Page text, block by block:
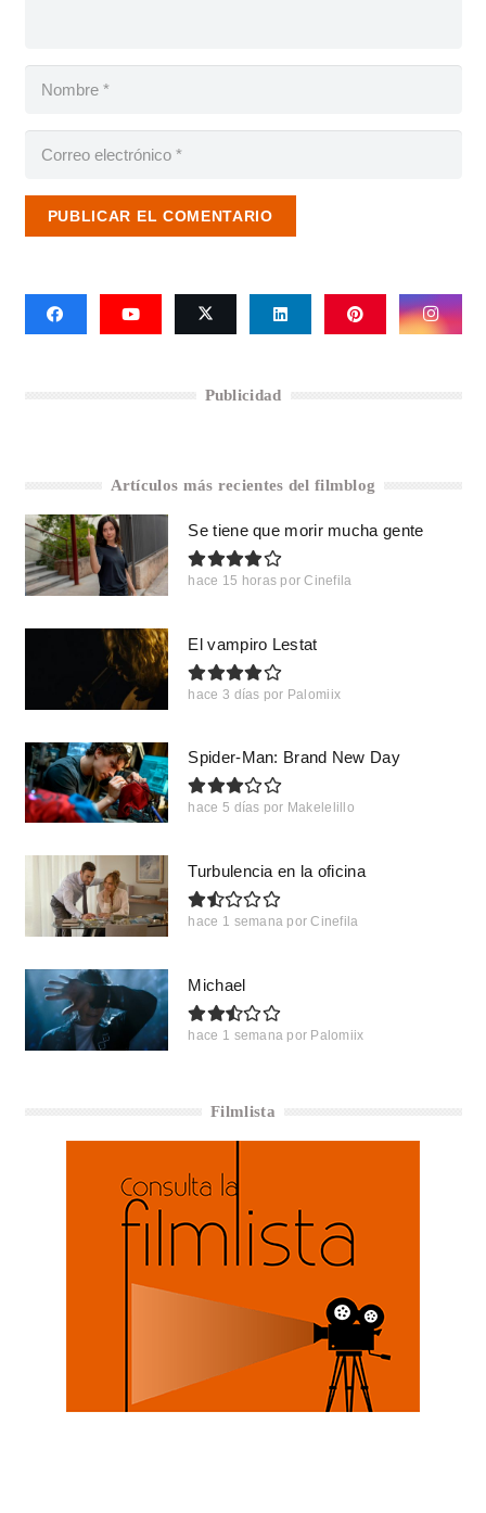
PUBLICAR EL COMENTARIO
Publicidad
Artículos más recientes del filmblog
Se tiene que morir mucha gente
hace 15 horas por Cinefila
El vampiro Lestat
hace 3 días por Palomiix
Spider-Man: Brand New Day
hace 5 días por Makelelillo
Turbulencia en la oficina
hace 1 semana por Cinefila
Michael
hace 1 semana por Palomiix
Filmlista